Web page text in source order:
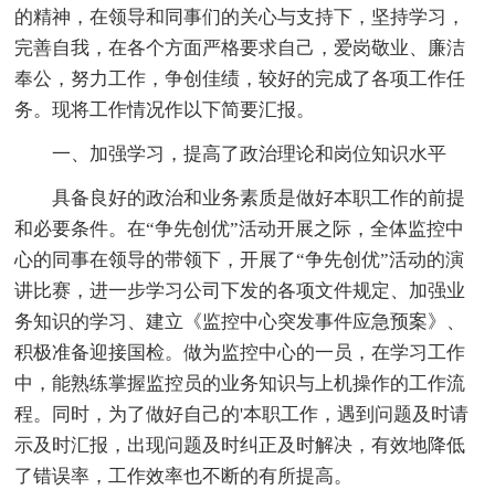
的精神，在领导和同事们的关心与支持下，坚持学习，
完善自我，在各个方面严格要求自己，爱岗敬业、廉洁
奉公，努力工作，争创佳绩，较好的完成了各项工作任
务。现将工作情况作以下简要汇报。
一、加强学习，提高了政治理论和岗位知识水平
具备良好的政治和业务素质是做好本职工作的前提
和必要条件。在“争先创优”活动开展之际，全体监控中
心的同事在领导的带领下，开展了“争先创优”活动的演
讲比赛，进一步学习公司下发的各项文件规定、加强业
务知识的学习、建立《监控中心突发事件应急预案》、
积极准备迎接国检。做为监控中心的一员，在学习工作
中，能熟练掌握监控员的业务知识与上机操作的工作流
程。同时，为了做好自己的'本职工作，遇到问题及时请
示及时汇报，出现问题及时纠正及时解决，有效地降低
了错误率，工作效率也不断的有所提高。